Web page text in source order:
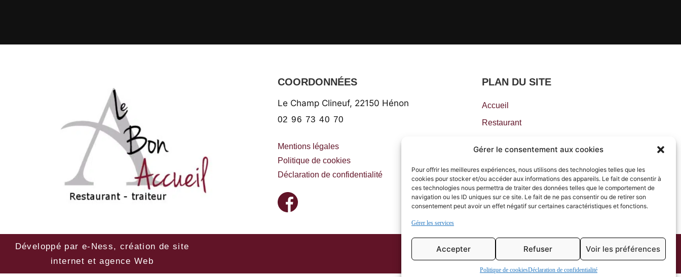
Gérer le consentement aux cookies
Pour offrir les meilleures expériences, nous utilisons des technologies telles que les
cookies pour stocker et/ou accéder aux informations des appareils. Le fait de consentir à
ces technologies nous permettra de traiter des données telles que le comportement de
navigation ou les ID uniques sur ce site. Le fait de ne pas consentir ou de retirer son
consentement peut avoir un effet négatif sur certaines caractéristiques et fonctions.
Gérer les services
Accepter Refuser Voir les préférences
Politique de cookiesDéclaration de confidentialité
COORDONNÉES
Le Champ Clineuf, 22150 Hénon
02 96 73 40 70
Mentions légales
Politique de cookies
Déclaration de confidentialité
PLAN DU SITE
Accueil
Restaurant
Contact
Développé par e-Ness, création de site
internet et agence Web